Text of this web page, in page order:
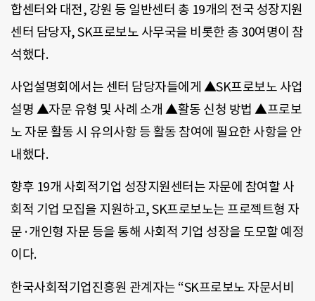
합센터와 대전, 강원 등 일반센터 총 19개의 전국 성장지원
센터 담당자, SK프로보노 사무국을 비롯한 총 30여명이 참
석했다.
사업설명회에서는 센터 담당자들에게 ▲SK프로보노 사업
설명 ▲자문 유형 및 사례 소개 ▲활동 신청 방법 ▲프로보
노 자문 활동 시 유의사항 등 활동 참여에 필요한 사항을 안
내했다.
향후 19개 사회적기업 성장지원센터는 자문에 참여할 사
회적 기업 모집을 지원하고, SK프로보노는 프로젝트형 자
문·개인형 자문 등을 통해 사회적 기업 성장을 도모할 예정
이다.
한국사회적기업진흥원 관계자는 “SK프로보노 자문서비